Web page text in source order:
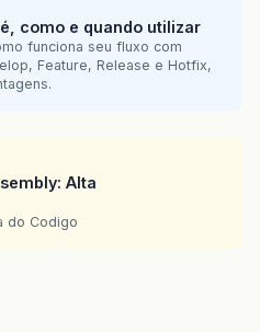
como e quando utilizar
funciona seu fluxo com
Feature, Release e Hotfix,
Alta
do Codigo